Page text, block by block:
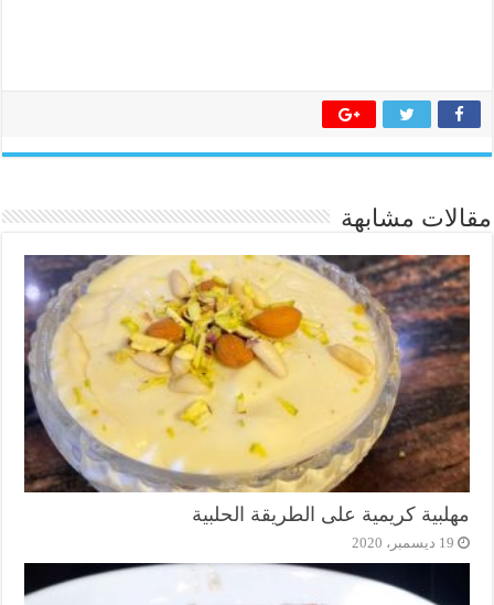
مقالات مشابهة
مهلبية كريمية على الطريقة الحلبية
19 ديسمبر، 2020